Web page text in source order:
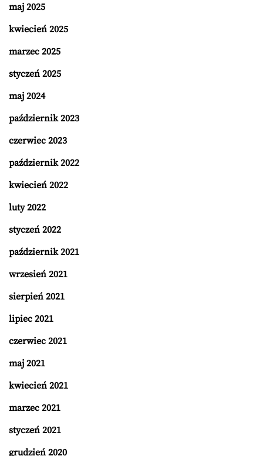
maj 2025
kwiecień 2025
marzec 2025
styczeń 2025
maj 2024
październik 2023
czerwiec 2023
październik 2022
kwiecień 2022
luty 2022
styczeń 2022
październik 2021
wrzesień 2021
sierpień 2021
lipiec 2021
czerwiec 2021
maj 2021
kwiecień 2021
marzec 2021
styczeń 2021
grudzień 2020